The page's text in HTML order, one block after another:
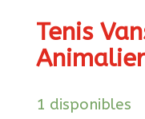
Tenis
1 disponibles